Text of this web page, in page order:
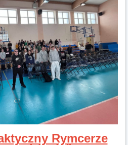
Rymcerze